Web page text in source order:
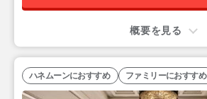
概要を見る
ハネムーンにおすすめ ファミリーにおすすめ